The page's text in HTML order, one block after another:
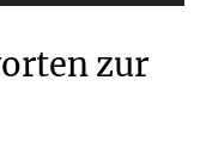
zur